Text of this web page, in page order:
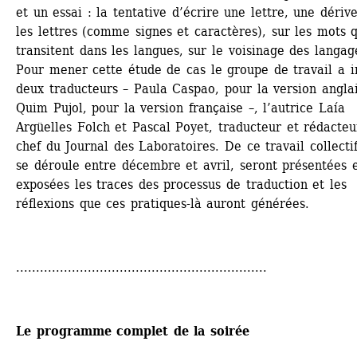
et un essai : la tentative d’écrire une lettre, une
les lettres (comme signes et caractères), sur les mots
transitent dans les langues, sur le voisinage des
Pour mener cette étude de cas le groupe de travail a
deux traducteurs – Paula Caspao, pour la version
Quim Pujol, pour la version française –, l’autrice Laía
Argüelles Folch et Pascal Poyet, traducteur et
chef du Journal des Laboratoires. De ce travail
se déroule entre décembre et avril, seront présentées
exposées les traces des processus de traduction et les
réflexions que ces pratiques-là auront générées.
...............................................................
Le programme complet de la soirée